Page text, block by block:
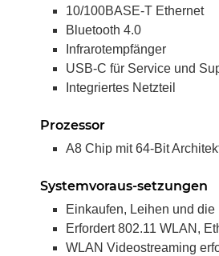
10/100BASE-T Ethernet
Bluetooth 4.0
Infrarotempfänger
USB-C für Service und
Integriertes Netzteil
Prozessor
A8 Chip mit 64-Bit
Systemvoraus-setzungen
Einkaufen, Leihen und
Erfordert 802.11 WLAN,
WLAN Videostreaming